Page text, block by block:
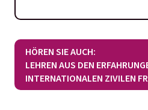
HÖREN SIE AUCH:
LEHREN AUS DEN
INTERNATIONALEN ZIVILEN